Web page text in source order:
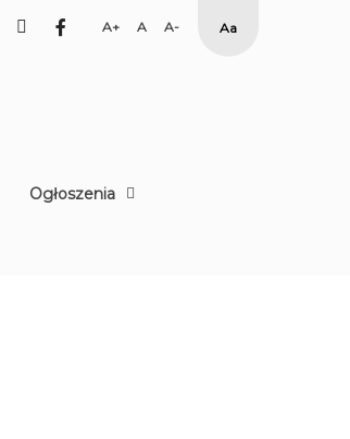
facebook
Set Set
Smaller
High
Ogłoszenia